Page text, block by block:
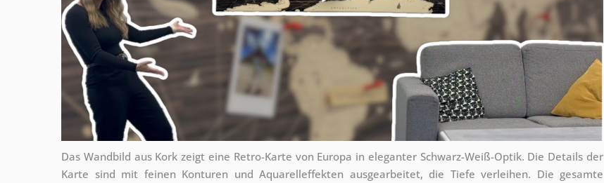
Das Wandbild aus Kork zeigt eine Retro-Karte von Europa in eleganter Schwarz-Weiß-Optik. Die Details der
Karte sind mit feinen Konturen und Aquarelleffekten ausgearbeitet, die Tiefe verleihen. Die gesamte